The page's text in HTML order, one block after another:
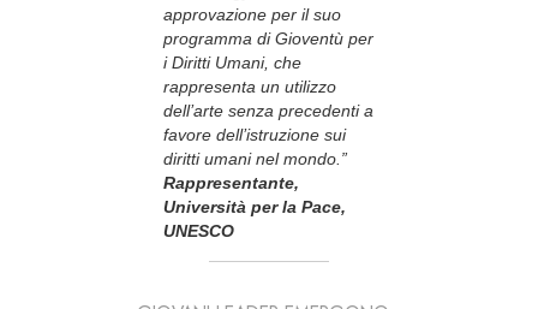
approvazione per il suo
programma di Gioventù per
i Diritti Umani, che
rappresenta un utilizzo
dell’arte senza precedenti a
favore dell’istruzione sui
diritti umani nel mondo.”
Rappresentante,
Università per la Pace,
UNESCO